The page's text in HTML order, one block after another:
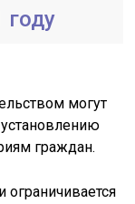
году
могут
граждан.
ограничивается